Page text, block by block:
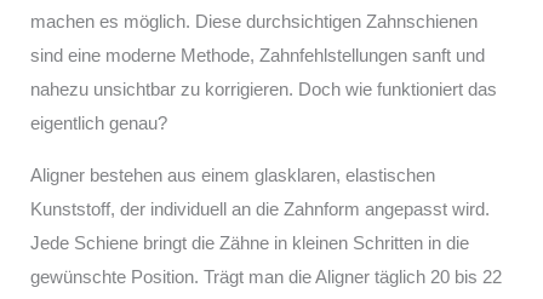
machen es möglich. Diese durchsichtigen Zahnschienen
sind eine moderne Methode, Zahnfehlstellungen sanft und
nahezu unsichtbar zu korrigieren. Doch wie funktioniert das
eigentlich genau?
Aligner bestehen aus einem glasklaren, elastischen
Kunststoff, der individuell an die Zahnform angepasst wird.
Jede Schiene bringt die Zähne in kleinen Schritten in die
gewünschte Position. Trägt man die Aligner täglich 20 bis 22